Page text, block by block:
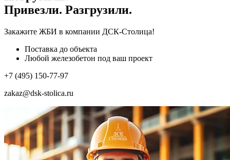
Привезли. Разгрузили.
Закажите ЖБИ в компании ДСК-Столица!
Поставка до объекта
Любой железобетон под ваш проект
+7 (495) 150-77-97
zakaz@dsk-stolica.ru